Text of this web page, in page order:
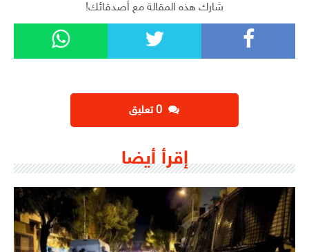
شارك هذه المقالة مع أصدقائك!
إقرأ أيضا